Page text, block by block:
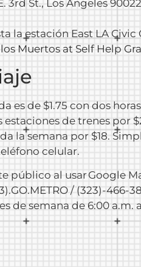
3rd St., Los Angeles 90022
la estación East LA Civic
Muertos at Self Help
es de $1.75 con dos
estaciones de trenes
la semana por $18.
celular.
público al usar Google
/ (323)-
de semana de 6:00 a.m.